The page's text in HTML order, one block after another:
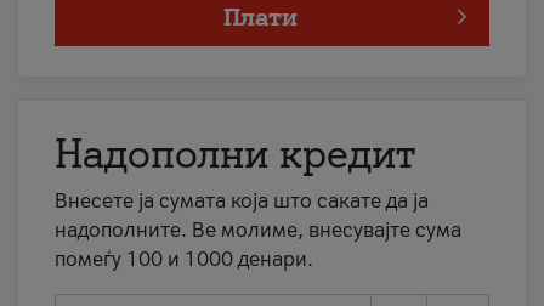
Плати
Надополни кредит
Внесете ја сумата која што сакате да ја
надополните. Ве молиме, внесувајте сума
помеѓу 100 и 1000 денари.